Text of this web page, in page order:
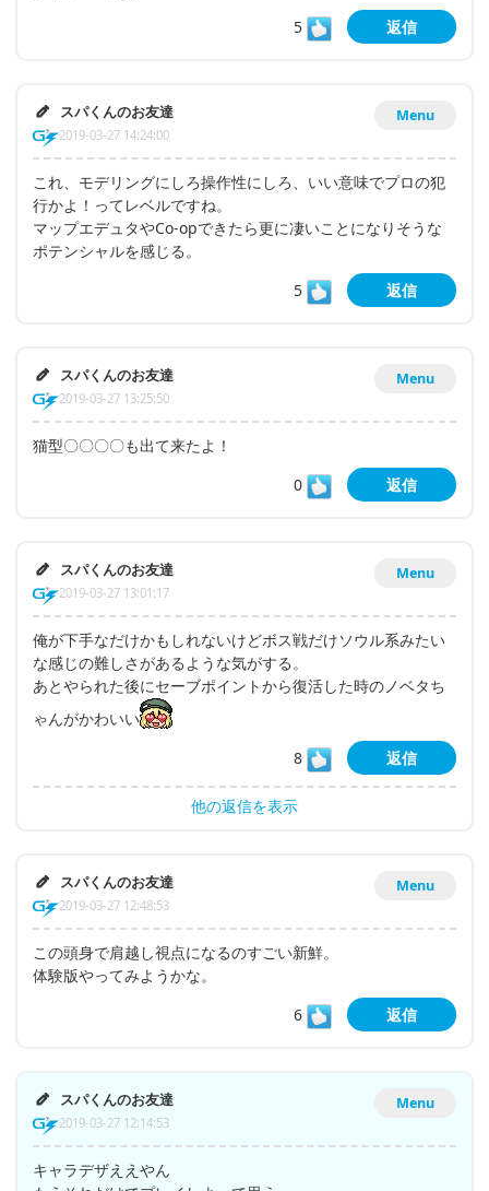
5
返信
Menu
スパくんのお友達
2019-03-27 14:24:00
これ、モデリングにしろ操作性にしろ、いい意味でプロの犯
行かよ！ってレベルですね。
マップエデュタやCo-opできたら更に凄いことになりそうな
ポテンシャルを感じる。
5
返信
Menu
スパくんのお友達
2019-03-27 13:25:50
猫型〇〇〇〇も出て来たよ！
0
返信
Menu
スパくんのお友達
2019-03-27 13:01:17
俺が下手なだけかもしれないけどボス戦だけソウル系みたい
な感じの難しさがあるような気がする。
あとやられた後にセーブポイントから復活した時のノベタち
ゃんがかわいい
8
返信
他の返信を表示
Menu
スパくんのお友達
2019-03-27 12:48:53
この頭身で肩越し視点になるのすごい新鮮。
体験版やってみようかな。
6
返信
Menu
スパくんのお友達
2019-03-27 12:14:53
キャラデザええやん